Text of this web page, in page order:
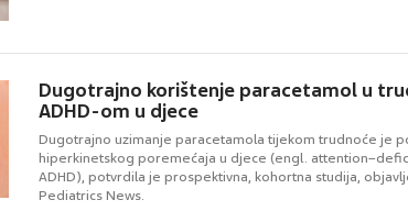
Dugotrajno korištenje paracetamol u
ADHD-om u djece
Dugotrajno uzimanje paracetamola tijekom trudnoće je
hiperkinetskog poremećaja u djece (engl.
ADHD), potvrdila je prospektivna, kohortna studija,
Pediatrics News.